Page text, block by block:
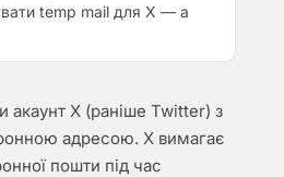
temp mail для X — а
акаунт X (раніше Twitter) з
адресою. X вимагає
пошти під час